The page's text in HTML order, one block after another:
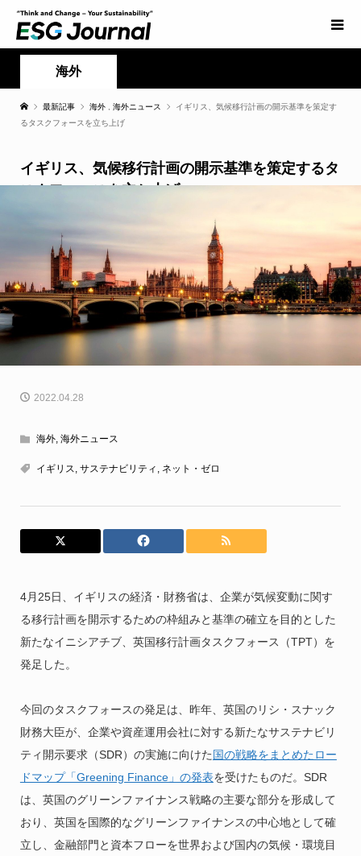
海外
最新記事 海外 海外ニュース
イギリス、気候移行計画の開示基準を策定す
るタスクフォースを立ち上げ
イギリス、気候移行計画の開示基準を策定するタ
スクフォースを立ち上げ
2022.04.28
海外, 海外ニュース
イギリス, サステナビリティ , ネット・ゼロ
4月25日、イギリスの経済・財務省は、企業が気候変動に関す
る移行計画を開示するための枠組みと基準の確立を目的とした
新たなイニシアチブ、英国移行計画タスクフォース（TPT）を
発足した。
今回のタスクフォースの発足は、昨年、英国のリシ・スナック
財務大臣が、企業や資産運用会社に対する新たなサステナビリ
ティ開示要求（SDR）の実施に向けた 国の戦略をまとめたロー
ドマップ「Greening Finance」の発表を受けたものだ。SDR
は、英国のグリーンファイナンス戦略の主要な部分を形成して
おり、英国を国際的なグリーンファイナンスの中心地として確
立し、金融部門と資本フローを世界および国内の気候・環境目